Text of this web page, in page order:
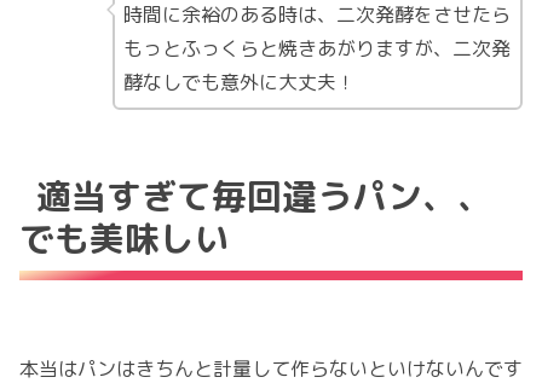
時間に余裕のある時は、二次発酵をさせたら
もっとふっくらと焼きあがりますが、二次発
酵なしでも意外に大丈夫！
適当すぎて毎回違うパン、、
でも美味しい
本当はパンはきちんと計量して作らないといけないんです